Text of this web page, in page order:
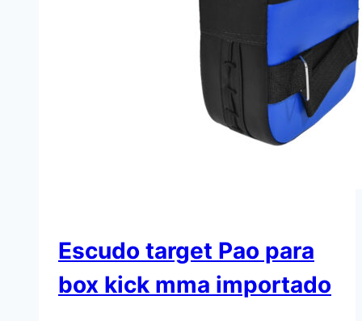
Escudo target Pao para
box kick mma importado